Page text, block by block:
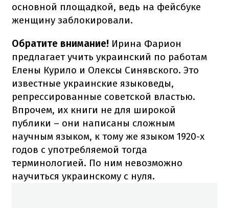
основной площадкой, ведь на фейсбуке
женщину заблокировали.
Обратите внимание! Ирина Фарион
предлагает учить украинский по работам
Елены Курило и Олексы Синявского. Это
известные украинские языковеды,
репрессированные советской властью.
Впрочем, их книги не для широкой
публики – они написаны сложным
научным языком, к тому же языком 1920-х
годов с употребляемой тогда
терминологией. По ним невозможно
научиться украинскому с нуля.